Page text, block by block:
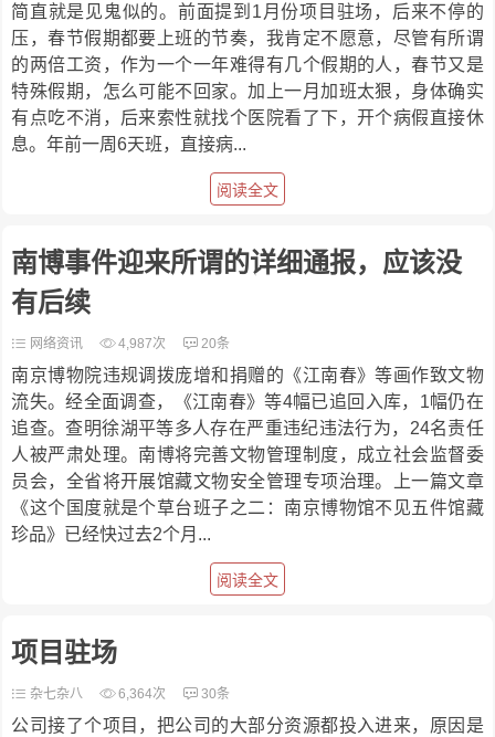
简直就是见鬼似的。前面提到1月份项目驻场，后来不停的
压，春节假期都要上班的节奏，我肯定不愿意，尽管有所谓
的两倍工资，作为一个一年难得有几个假期的人，春节又是
特殊假期，怎么可能不回家。加上一月加班太狠，身体确实
有点吃不消，后来索性就找个医院看了下，开个病假直接休
息。年前一周6天班，直接病...
阅读全文
南博事件迎来所谓的详细通报，应该没
有后续
网络资讯 4,987次 20条
南京博物院违规调拨庞增和捐赠的《江南春》等画作致文物
流失。经全面调查，《江南春》等4幅已追回入库，1幅仍在
追查。查明徐湖平等多人存在严重违纪违法行为，24名责任
人被严肃处理。南博将完善文物管理制度，成立社会监督委
员会，全省将开展馆藏文物安全管理专项治理。上一篇文章
《这个国度就是个草台班子之二：南京博物馆不见五件馆藏
珍品》已经快过去2个月...
阅读全文
项目驻场
杂七杂八 6,364次 30条
公司接了个项目，把公司的大部分资源都投入进来，原因是